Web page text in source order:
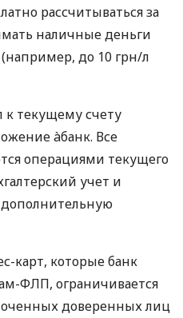
рассчитываться за
наличные деньги
до 10 грн/л
к текущему счету
àбанк. Все
операциями текущего
учет и
карт, которые банк
ФЛП, ограничивается
доверенных лиц